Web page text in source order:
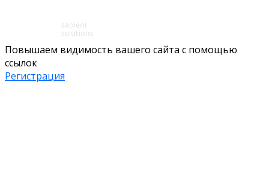
Повышаем видимость вашего сайта с помощью
ссылок
Регистрация